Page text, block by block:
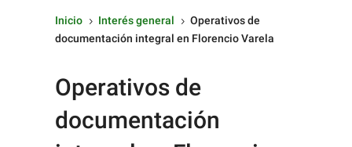
Inicio 5 Interés general 5 Operativos de
documentación integral en Florencio Varela
Operativos de
documentación